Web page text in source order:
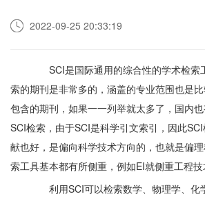
2022-09-25 20:33:19
SCI是国际通用的综合性的学术检索
索的期刊是非常多的，涵盖的专业范围也是
包含的期刊，如果一一列举就太多了，国内
SCI检索，由于SCI是科学引文索引，因此
献也好，是偏向科学技术方向的，也就是偏
索工具基本都有所侧重，例如EI就侧重工程技
利用SCI可以检索数学、物理学、化